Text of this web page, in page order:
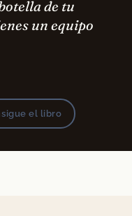
de tu
un equipo
el libro